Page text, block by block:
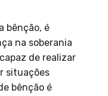
bênção, é
na soberania
de realizar
situações
bênção é